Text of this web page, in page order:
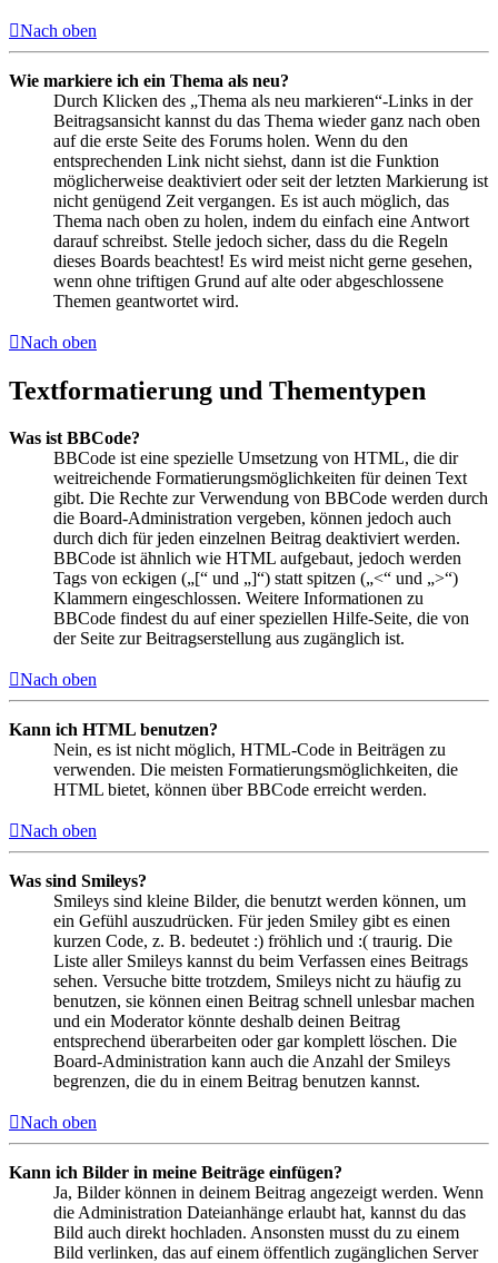
Nach oben
Wie markiere ich ein Thema als neu?
Durch Klicken des „Thema als neu markieren“-Links in der
Beitragsansicht kannst du das Thema wieder ganz nach oben
auf die erste Seite des Forums holen. Wenn du den
entsprechenden Link nicht siehst, dann ist die Funktion
möglicherweise deaktiviert oder seit der letzten Markierung ist
nicht genügend Zeit vergangen. Es ist auch möglich, das
Thema nach oben zu holen, indem du einfach eine Antwort
darauf schreibst. Stelle jedoch sicher, dass du die Regeln
dieses Boards beachtest! Es wird meist nicht gerne gesehen,
wenn ohne triftigen Grund auf alte oder abgeschlossene
Themen geantwortet wird.
Nach oben
Textformatierung und Thementypen
Was ist BBCode?
BBCode ist eine spezielle Umsetzung von HTML, die dir
weitreichende Formatierungsmöglichkeiten für deinen Text
gibt. Die Rechte zur Verwendung von BBCode werden durch
die Board-Administration vergeben, können jedoch auch
durch dich für jeden einzelnen Beitrag deaktiviert werden.
BBCode ist ähnlich wie HTML aufgebaut, jedoch werden
Tags von eckigen („[“ und „]“) statt spitzen („<“ und „>“)
Klammern eingeschlossen. Weitere Informationen zu
BBCode findest du auf einer speziellen Hilfe-Seite, die von
der Seite zur Beitragserstellung aus zugänglich ist.
Nach oben
Kann ich HTML benutzen?
Nein, es ist nicht möglich, HTML-Code in Beiträgen zu
verwenden. Die meisten Formatierungsmöglichkeiten, die
HTML bietet, können über BBCode erreicht werden.
Nach oben
Was sind Smileys?
Smileys sind kleine Bilder, die benutzt werden können, um
ein Gefühl auszudrücken. Für jeden Smiley gibt es einen
kurzen Code, z. B. bedeutet :) fröhlich und :( traurig. Die
Liste aller Smileys kannst du beim Verfassen eines Beitrags
sehen. Versuche bitte trotzdem, Smileys nicht zu häufig zu
benutzen, sie können einen Beitrag schnell unlesbar machen
und ein Moderator könnte deshalb deinen Beitrag
entsprechend überarbeiten oder gar komplett löschen. Die
Board-Administration kann auch die Anzahl der Smileys
begrenzen, die du in einem Beitrag benutzen kannst.
Nach oben
Kann ich Bilder in meine Beiträge einfügen?
Ja, Bilder können in deinem Beitrag angezeigt werden. Wenn
die Administration Dateianhänge erlaubt hat, kannst du das
Bild auch direkt hochladen. Ansonsten musst du zu einem
Bild verlinken, das auf einem öffentlich zugänglichen Server